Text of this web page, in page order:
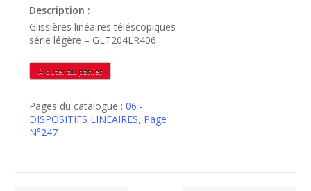
Description :
Glissières linéaires téléscopiques
série légère – GLT204LR406
quantité
de
Ajouter au panier
Pages du catalogue :06 -
DISPOSITIFS LINEAIRES, Page
N°247